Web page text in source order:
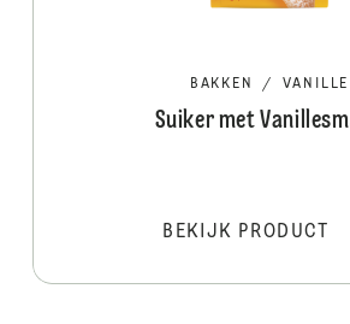
BAKKEN / VANILLE
Suiker met
BEKIJK PRODUCT